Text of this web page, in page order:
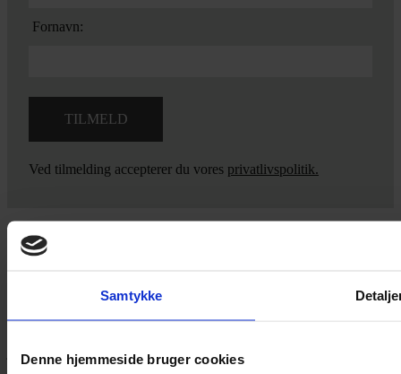
Samtykke
Denne hjemmeside bruger cookies
Fornavn:
Ved tilmelding accepterer du vores privatlivspolitik.
Yarn Every Wear
Hvis du bøvler med noget eller ønsker ny inspiration, så skriv til
jeg dig på vej.